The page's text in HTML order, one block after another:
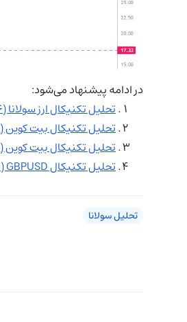
در ادامه پیشنهاد می‌شود:
تحلیل تکنیکال ارز سولانا (۶ دی ۱۴۰۲) | پیش بینی قیمت SOLUSDT
تحلیل تکنیکال بیت کوین (۱۸ آذر ۱۴۰۲) | پیش بینی قیمت BTC
تحلیل تکنیکال بیت کوین (۲۷ آذر ۱۴۰۲) | پیش بینی قیمت BTC
تحلیل تکنیکال GBPUSD (۳۰ آذر ۱۴۰۲) | پیش بینی روند قیمت پوند
تحلیل سولانا